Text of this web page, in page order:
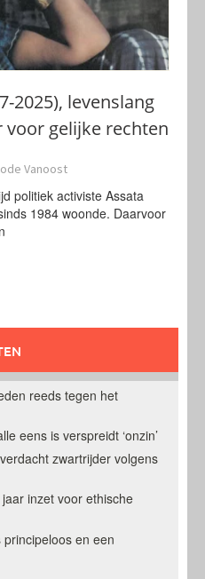
2025), levenslang
gelijke rechten
Vanoost
politiek activiste Assata
1984 woonde. Daarvoor
reeds tegen het
eens is verspreidt ‘onzin’
zwartrijder volgens
inzet voor ethische
en een